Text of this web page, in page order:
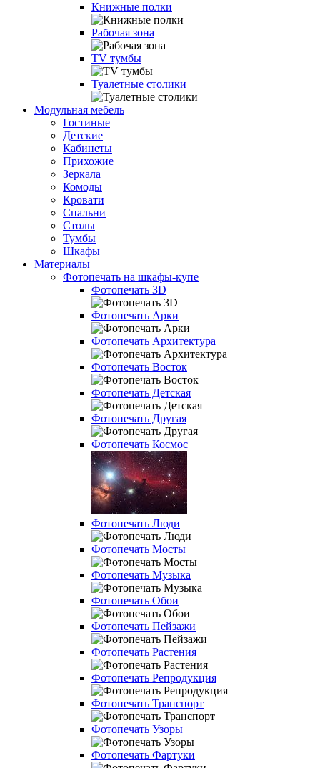
Книжные полки
Рабочая зона
TV тумбы
Туалетные столики
Модульная мебель
Гостиные
Детские
Кабинеты
Прихожие
Зеркала
Комоды
Кровати
Спальни
Столы
Тумбы
Шкафы
Материалы
Фотопечать на шкафы-купе
Фотопечать 3D
Фотопечать Арки
Фотопечать Архитектура
Фотопечать Восток
Фотопечать Детская
Фотопечать Другая
Фотопечать Космос
Фотопечать Люди
Фотопечать Мосты
Фотопечать Музыка
Фотопечать Обои
Фотопечать Пейзажи
Фотопечать Растения
Фотопечать Репродукция
Фотопечать Транспорт
Фотопечать Узоры
Фотопечать Фартуки